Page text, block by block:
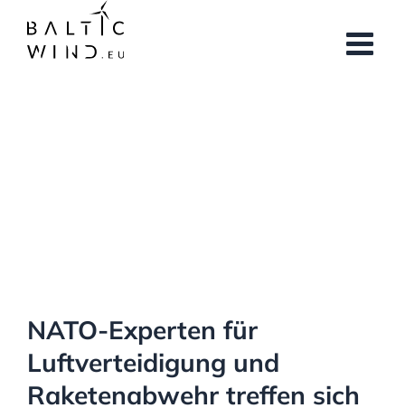
content
NATO-Experten für
Luftverteidigung und
Raketenabwehr treffen sich